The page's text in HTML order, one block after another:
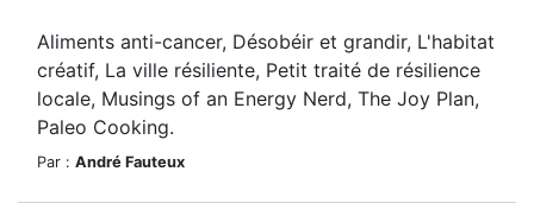
Aliments anti-cancer, Désobéir et grandir, L'habitat
créatif, La ville résiliente, Petit traité de résilience
locale, Musings of an Energy Nerd, The Joy Plan,
Paleo Cooking.
Par : André Fauteux